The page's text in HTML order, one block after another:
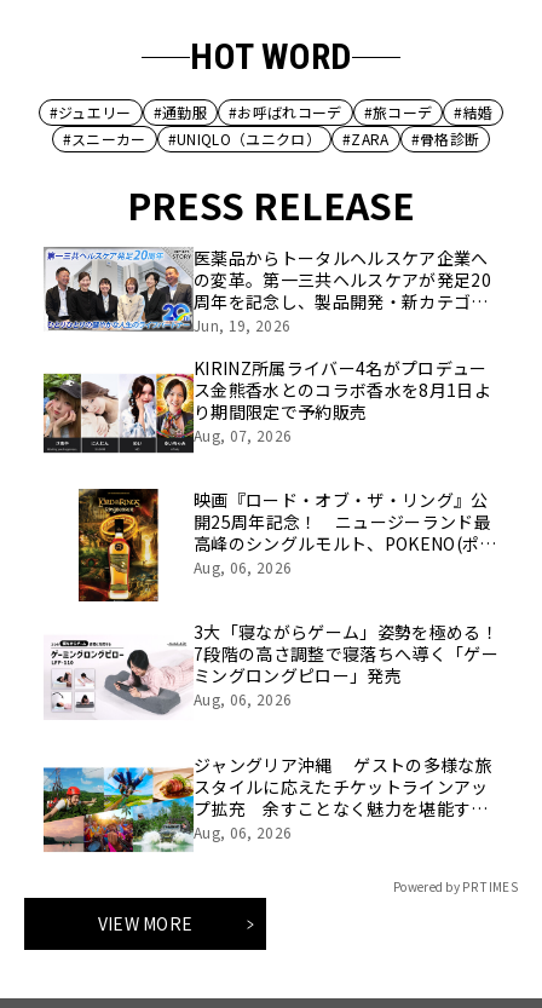
HOT WORD
#ジュエリー #通勤服 #お呼ばれコーデ #旅コーデ
#結婚
#スニーカー
#UNIQLO（ユニクロ） #ZARA #骨格診断
PRESS RELEASE
医薬品からトータルヘルスケア企業へ
の変革。第一三共ヘルスケアが発足20
周年を記念し、製品開発・新カテゴリ
挑戦の舞台や旧社統合時のエピソード
像を公開！
Jun, 19, 2026
KIRINZ所属ライバー4名がプロデュー
ス金熊香水とのコラボ香水を8月1日よ
り期間限定で予約販売
Aug, 07, 2026
映画『ロード・オブ・ザ・リング』公
開25周年記念！ ニュージーランド最
高峰のシングルモルト、POKENO(ポケ
ノ)より 数量限定ウイスキー「リング
Aug, 06, 2026
3大「寝ながらゲーム」姿勢を極める！
7段階の高さ調整で寝落ちへ導く「ゲー
ミングロングピロー」発売
Aug, 06, 2026
ジャングリア沖縄 ゲストの多様な旅
スタイルに応えたチケットラインアッ
プ拡充 余すことなく魅力を堪能する
「ロイヤルチケット」新登場
Aug, 06, 2026
Powered by PR TIMES
VIEW MORE